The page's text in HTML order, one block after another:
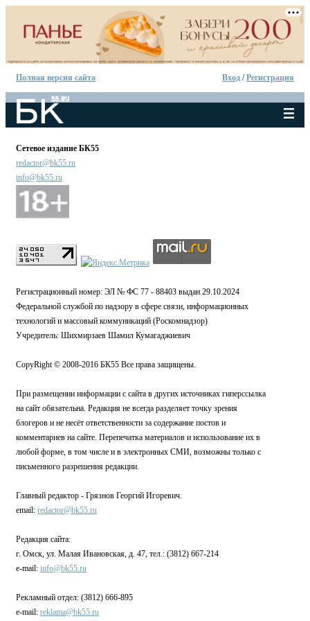
Полная версия сайта Вход /Регистрация
Сетевое издание БК55
redactor@bk55.ru
info@bk55.ru
Регистрационный номер: ЭЛ № ФС 77 - 88403 выдан 29.10.2024
Федеральной службой по надзору в сфере связи, информационных
технологий и массовый коммуникаций (Роскомнадзор)
Учредитель: Шихмирзаев Шамил Кумагаджиевич
CopyRight © 2008-2016 БК55 Все права защищены.
При размещении информации с сайта в других источниках гиперссылка
на сайт обязательна. Редакция не всегда разделяет точку зрения
блогеров и не несёт ответственности за содержание постов и
комментариев на сайте. Перепечатка материалов и использование их в
любой форме, в том числе и в электронных СМИ, возможны только с
письменного разрешения редакции.
Главный редактор - Грязнов Георгий Игоревич.
email: redactor@bk55.ru
Редакция сайта:
г. Омск, ул. Малая Ивановская, д. 47, тел.: (3812) 667-214
e-mail: info@bk55.ru
Рекламный отдел: (3812) 666-895
e-mail: reklama@bk55.ru